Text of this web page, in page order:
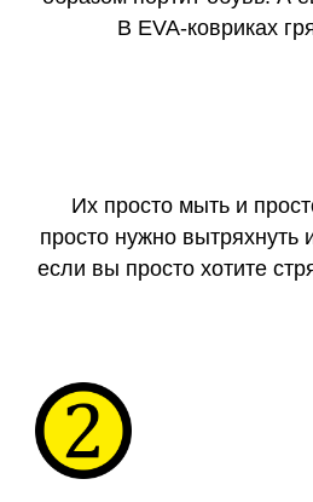
В EVA-ковриках
Их просто мыть и
просто нужно вытряхнуть
если вы просто хотите